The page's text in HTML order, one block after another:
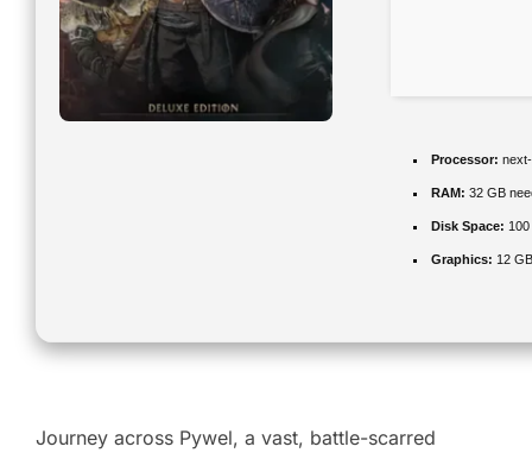
Processor:
RAM: 32 GB
Disk Space:
Graphics: 12
Journey across Pywel, a vast, battle-scarred